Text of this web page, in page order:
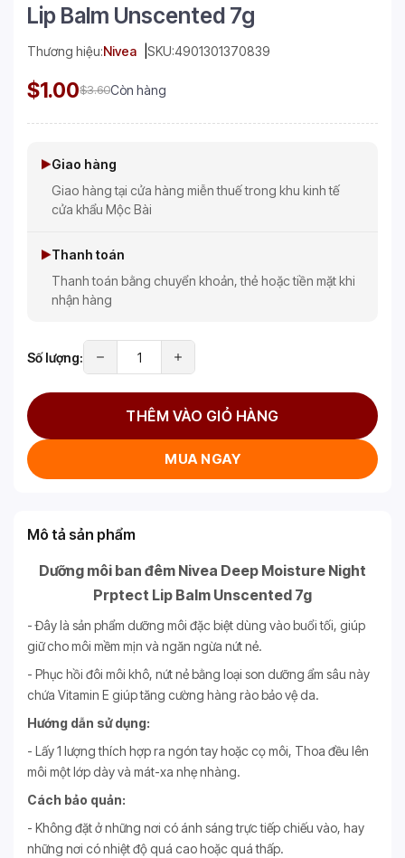
Lip Balm Unscented 7g
Thương hiệu:Nivea SKU:4901301370839
$1.00$3.60Còn hàng
Giao hàng
Giao hàng tại cửa hàng miễn thuế trong khu kinh tế
cửa khẩu Mộc Bài
Thanh toán
Thanh toán bằng chuyển khoản, thẻ hoặc tiền mặt khi
nhận hàng
Số lượng:
THÊM VÀO GIỎ HÀNG
MUA NGAY
Mô tả sản phẩm
Dưỡng môi ban đêm Nivea Deep Moisture Night
Prptect Lip Balm Unscented 7g
- Đây là sản phẩm dưỡng môi đặc biệt dùng vào buổi tối, giúp
giữ cho môi mềm mịn và ngăn ngừa nứt nẻ.
- Phục hồi đôi môi khô, nứt nẻ bằng loại son dưỡng ẩm sâu này
chứa Vitamin E giúp tăng cường hàng rào bảo vệ da.
Hướng dẫn sử dụng:
- Lấy 1 lượng thích hợp ra ngón tay hoặc cọ môi, Thoa đều lên
môi một lớp dày và mát-xa nhẹ nhàng.
Cách bảo quản:
- Không đặt ở những nơi có ánh sáng trực tiếp chiếu vào, hay
những nơi có nhiệt độ quá cao hoặc quá thấp.